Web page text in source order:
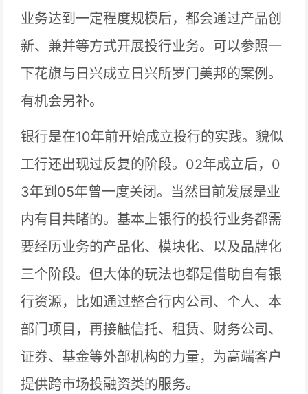
业务达到一定程度规模后，都会通过产品创
新、兼并等方式开展投行业务。可以参照一
下花旗与日兴成立日兴所罗门美邦的案例。
有机会另补。
银行是在10年前开始成立投行的实践。貌似
工行还出现过反复的阶段。02年成立后，0
3年到05年曾一度关闭。当然目前发展是业
内有目共睹的。基本上银行的投行业务都需
要经历业务的产品化、模块化、以及品牌化
三个阶段。但大体的玩法也都是借助自有银
行资源，比如通过整合行内公司、个人、本
部门项目，再接触信托、租赁、财务公司、
证券、基金等外部机构的力量，为高端客户
提供跨市场投融资类的服务。